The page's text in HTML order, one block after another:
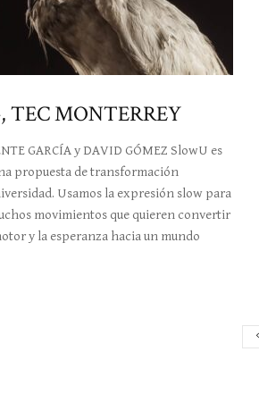
TEC MONTERREY
GARCÍA y DAVID GÓMEZ SlowU es
propuesta de transformación
Usamos la expresión slow para
movimientos que quieren convertir
y la esperanza hacia un mundo